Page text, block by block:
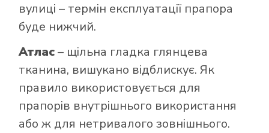
вулиці – термін експлуатації прапора
буде нижчий.
Атлас– щільна гладка глянцева
тканина, вишукано відблискує. Як
правило використовується для
прапорів внутрішнього використання
або ж для нетривалого зовнішнього.